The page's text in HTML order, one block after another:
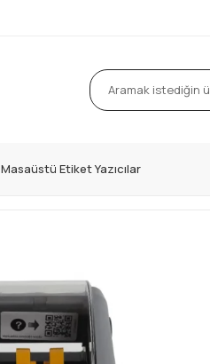
Masaüstü Etiket Yazıcılar